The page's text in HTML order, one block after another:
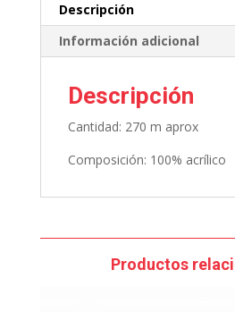
Descripción
Información adicional
Descripción
Cantidad: 270 m aprox
Composición: 100% acrílico
Productos